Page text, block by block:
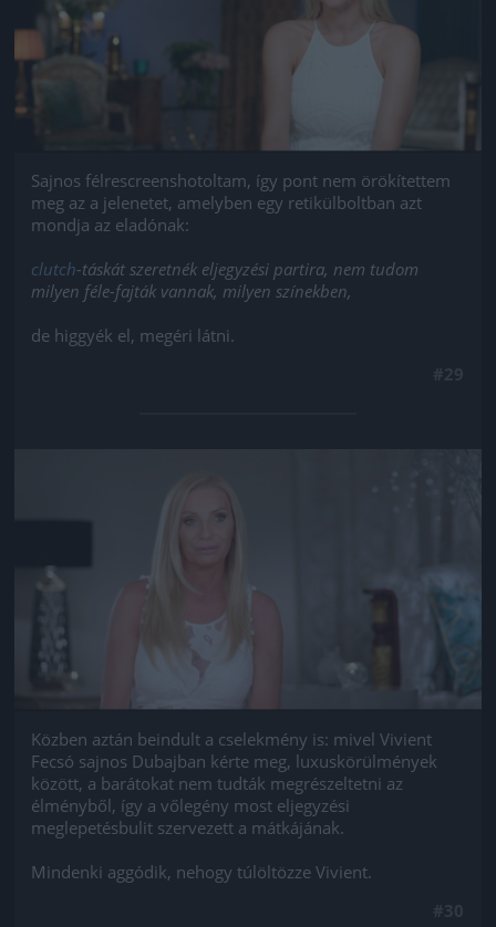
Sajnos félrescreenshotoltam, így pont nem örökítettem
meg az a jelenetet, amelyben egy retikülboltban azt
mondja az eladónak:
clutch-táskát szeretnék eljegyzési partira, nem tudom
milyen féle-fajták vannak, milyen színekben,
de higgyék el, megéri látni.
Közben aztán beindult a cselekmény is: mivel Vivient
Fecsó sajnos Dubajban kérte meg, luxuskörülmények
között, a barátokat nem tudták megrészeltetni az
élményből, így a vőlegény most eljegyzési
meglepetésbulit szervezett a mátkájának.
Mindenki aggódik, nehogy túlöltözze Vivient.